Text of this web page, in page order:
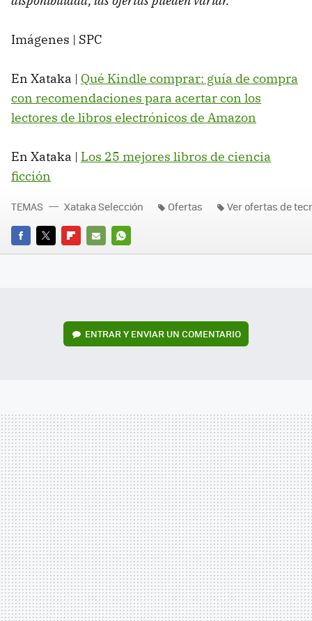
Imágenes | SPC
En Xataka | Qué Kindle comprar: guía de compra
con recomendaciones para acertar con los
lectores de libros electrónicos de Amazon
En Xataka | Los 25 mejores libros de ciencia
ficción
FACEBOOK
TWITTERFLIPBOARD
E-
WHATSAPP
TEMAS Xataka Selección Ofertas Ver ofertas de
ENTRAR Y ENVIAR UN COMENTARIO